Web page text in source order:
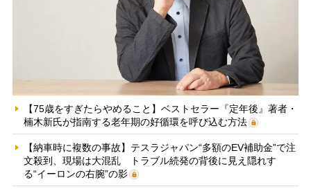
【75歳をすぎたらやめること】ベストセラー『定年後』著者・
楠木新氏が指南する老年期の好循環を呼び込む方法
【納車時に複数の事故】テスラジャパン“多額のEV補助金”で注
文殺到、現場は大混乱 トラブル続発の背後に見え隠れす
る“イーロンの右腕”の影